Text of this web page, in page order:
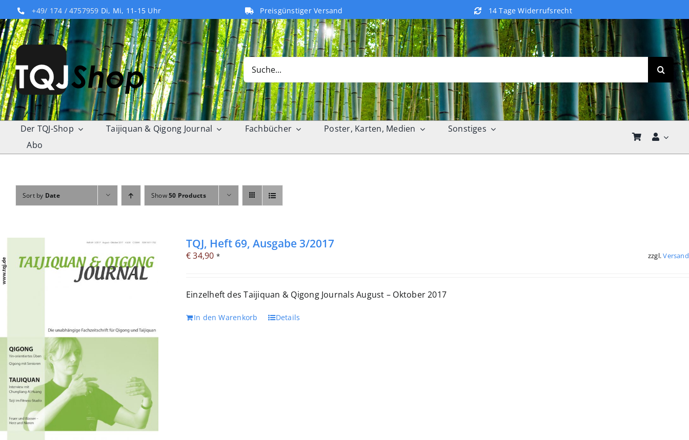
to
content
+49/ 174 / 4757959 Di, Mi, 11-15 Uhr Preisgünstiger Versand 14 Tage Widerrufsrecht
Search
for:
Der TQJ-Shop Taijiquan & Qigong Journal Fachbücher Poster, Karten, Medien
Sonstiges
Abo
Sort by Date Show50 Products
TQJ, Heft 69, Ausgabe 3/2017
€34,90 * zzgl.Versand
Einzelheft des Taijiquan & Qigong Journals August – Oktober 2017
In den Warenkorb Details